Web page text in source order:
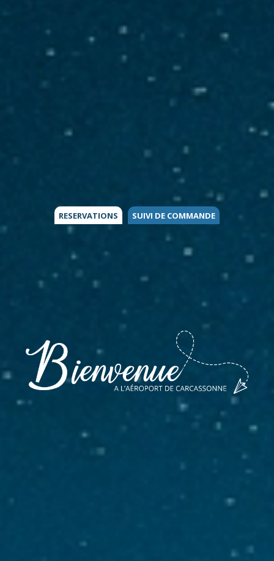
RESERVATIONS SUIVI DE COMMANDE